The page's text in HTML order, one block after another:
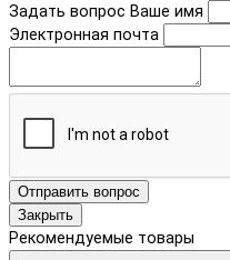
Задать вопрос Ваше имя
Электронная почта
Отправить вопрос
Закрыть
Рекомендуемые товары